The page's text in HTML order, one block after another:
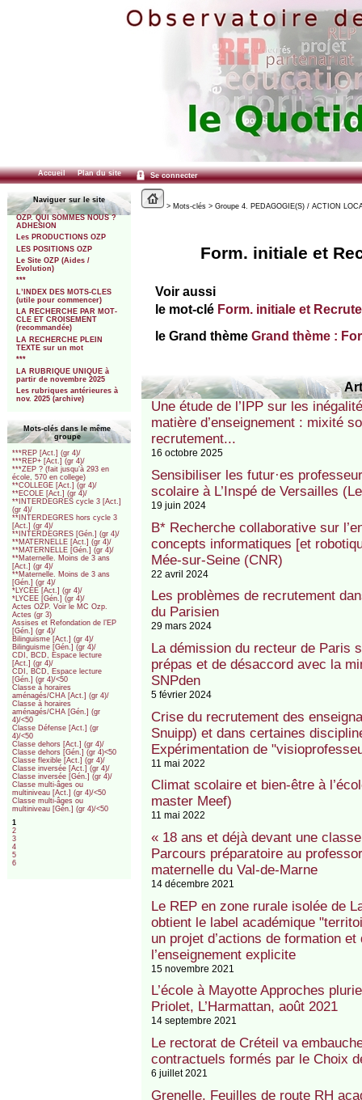
Accueil Plan du site Se connecter
Naviguer sur le site
OZP. QUI SOMMES NOUS ?
ADHESION
Les PRODUCTIONS OZP
LES POSITIONS OZP
Le Site OZP (Aides /
Evolution)
***
L’INDEX DES MOTS-CLES
(utile pour commencer)
LA RECHERCHE PAR MOT-
CLE ET CROISEMENT
(recommandée)
LA RECHERCHE PLEIN
TEXTE sur un mot
***
LA RUBRIQUE UNIQUE à
partir de novembre 2025
Les rubriques antérieures à
nov. 2025 (archive)
Mots-clés dans le même
groupe
***REP [Act.] (gr 4)/
***REP+ [Act.] (gr 4)/
***ZEP ? (fait jusqu’à 293 en
école, 570 en college)
**COLLEGE [Act.] (gr 4)/
**ECOLE [Act.] (gr 4)/
**INTERDEGRES cycle 3 [Act.]
(gr 4)/
**INTERDEGRES hors cycle 3
[Act.] (gr 4)/
**INTERDEGRES [Gén.] (gr 4)/
**MATERNELLE [Act.] (gr 4)/
**MATERNELLE [Gén.] (gr 4)/
**Maternelle. Moins de 3 ans
[Act.] (gr 4)/
**Maternelle. Moins de 3 ans
[Gén.] (gr 4)/
*LYCEE [Act.] (gr 4)/
*LYCEE [Gén.] (gr 4)/
Actes OZP. Voir le MC Ozp.
Actes (gr 3)
Assises et Refondation de l’EP
[Gén.] (gr 4)/
Bilinguisme [Act.] (gr 4)/
Bilinguisme [Gén.] (gr 4)/
CDI, BCD, Espace lecture
[Act.] (gr 4)/
CDI, BCD, Espace lecture
[Gén.] (gr 4)/<50
Classe à horaires
aménagés/CHA [Act.] (gr 4)/
Classe à horaires
aménagés/CHA [Gén.] (gr
4)/<50
Classe Défense [Act.] (gr
4)/<50
Classe dehors [Act.] (gr 4)/
Classe dehors [Gén.] (gr 4)<50
Classe flexible [Act.] (gr 4)/
Classe inversée [Act.] (gr 4)/
Classe inversée [Gén.] (gr 4)/
Classe multi-âges ou
multiniveau [Act.] (gr 4)/<50
Classe multi-âges ou
multiniveau [Gén.] (gr 4)/<50
1
2
3
4
5
6
> Mots-clés > Groupe 4. PEDAGOGIE(S) / ACTION
Form. initiale et
Voir aussi
le mot-clé Form. initiale et
le Grand thèmeGrand thème :
Une étude de l’IPP sur les
matière d’enseignement : mixité
recrutement...
16 octobre 2025
Sensibiliser les futur·es
scolaire à L’Inspé de Versailles
19 juin 2024
B* Recherche collaborative sur
concepts informatiques [et
Mée-sur-Seine (CNR)
22 avril 2024
Les problèmes de recrutement
du Parisien
29 mars 2024
La démission du recteur de Paris
prépas et de désaccord avec la
SNPden
5 février 2024
Crise du recrutement des
Snuipp) et dans certaines
Expérimentation de
11 mai 2022
Climat scolaire et bien-être à
master Meef)
11 mai 2022
« 18 ans et déjà devant une
Parcours préparatoire au
maternelle du Val-de-Marne
14 décembre 2021
Le REP en zone rurale isolée de
obtient le label académique
un projet d’actions de formation
l’enseignement explicite
15 novembre 2021
L’école à Mayotte Approches
Priolet, L’Harmattan, août 2021
14 septembre 2021
Le rectorat de Créteil va
contractuels formés par le Choix
6 juillet 2021
Grenelle. Feuilles de route RH